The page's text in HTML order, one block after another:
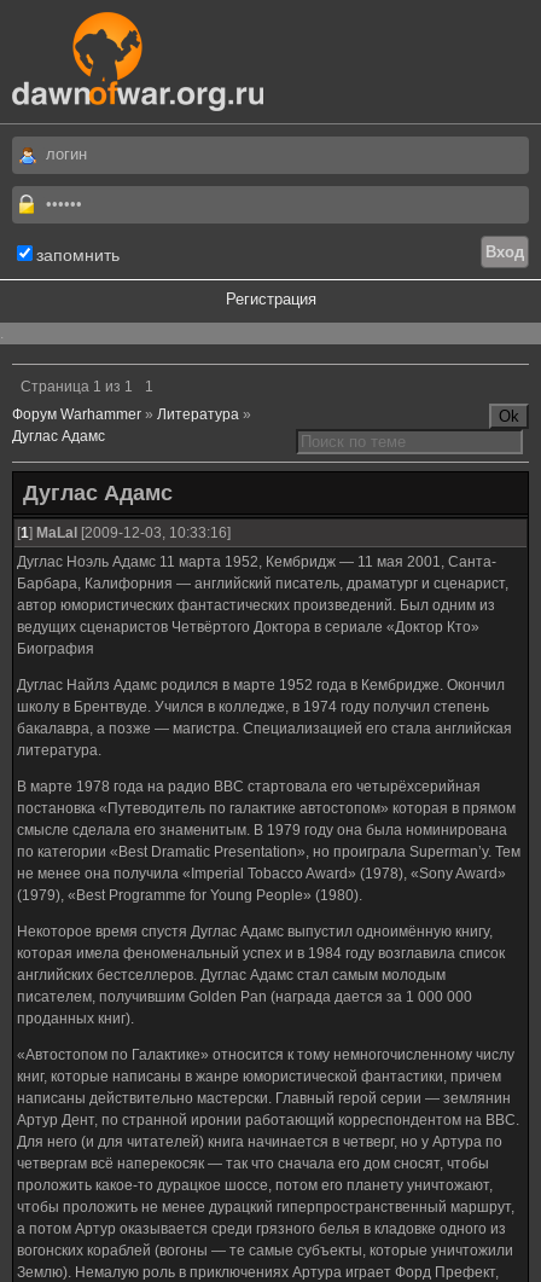
запомнить
Регистрация
.
Страница 1 из 1
1
Форум Warhammer » Литература »
Дуглас Адамс
Дуглас Адамс
[1] MaLal [2009-12-03, 10:33:16]
Дуглас Ноэль Адамс 11 марта 1952, Кембридж — 11 мая 2001, Санта-
Барбара, Калифорния — английский писатель, драматург и сценарист,
автор юмористических фантастических произведений. Был одним из
ведущих сценаристов Четвёртого Доктора в сериале «Доктор Кто»
Биография
Дуглас Найлз Адамс родился в марте 1952 года в Кембридже. Окончил
школу в Брентвуде. Учился в колледже, в 1974 году получил степень
бакалавра, а позже — магистра. Специализацией его стала английская
литература.
В марте 1978 года на радио BBC стартовала его четырёхсерийная
постановка «Путеводитель по галактике автостопом» которая в прямом
смысле сделала его знаменитым. В 1979 году она была номинирована
по категории «Best Dramatic Presentation», но проиграла Superman’у. Тем
не менее она получила «Imperial Tobacco Award» (1978), «Sony Award»
(1979), «Best Programme for Young People» (1980).
Некоторое время спустя Дуглас Адамс выпустил одноимённую книгу,
которая имела феноменальный успех и в 1984 году возглавила список
английских бестселлеров. Дуглас Адамс стал самым молодым
писателем, получившим Golden Pan (награда дается за 1 000 000
проданных книг).
«Автостопом по Галактике» относится к тому немногочисленному числу
книг, которые написаны в жанре юмористической фантастики, причем
написаны действительно мастерски. Главный герой серии — землянин
Артур Дент, по странной иронии работающий корреспондентом на BBC.
Для него (и для читателей) книга начинается в четверг, но у Артура по
четвергам всё наперекосяк — так что сначала его дом сносят, чтобы
проложить какое-то дурацкое шоссе, потом его планету уничтожают,
чтобы проложить не менее дурацкий гиперпространственный маршрут,
а потом Артур оказывается среди грязного белья в кладовке одного из
вогонских кораблей (вогоны — те самые субъекты, которые уничтожили
Землю). Немалую роль в приключениях Артура играет Форд Префект,